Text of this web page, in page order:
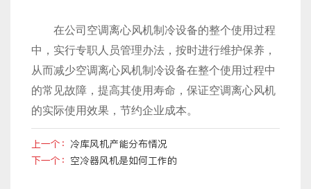
在公司空调离心风机制冷设备的整个使用过程
中，实行专职人员管理办法，按时进行维护保养，
从而减少空调离心风机制冷设备在整个使用过程中
的常见故障，提高其使用寿命，保证空调离心风机
的实际使用效果，节约企业成本。
上一个： 冷库风机产能分布情况
下一个： 空冷器风机是如何工作的